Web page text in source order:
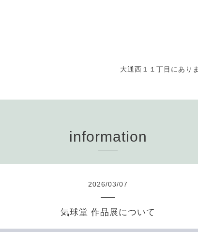
大通西１１丁目にあり
information
2026/03/07
気球堂 作品展について